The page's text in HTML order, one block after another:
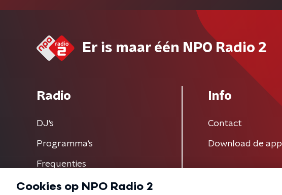
Er is maar één NPO Radio 2
Radio
DJ’s
Programma's
Frequenties
Info
Contact
Download de app